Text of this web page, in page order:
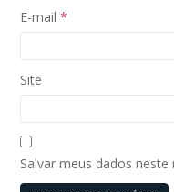
E-mail *
Site
Salvar meus dados